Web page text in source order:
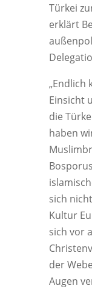
Türkei
erklärt
„Endlich
Einsicht
die
haben
sich
Kultur
sich vor
der
Augen